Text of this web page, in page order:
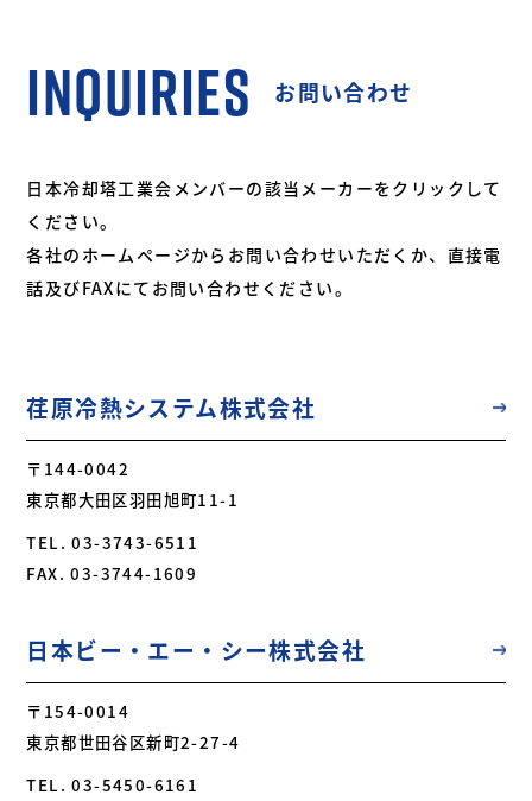
INQUIRIES お問い合わせ
日本冷却塔工業会メンバーの該当メーカーをクリックして
ください。
各社のホームページからお問い合わせいただくか、直接電
話及びFAXにてお問い合わせください。
荏原冷熱システム株式会社
〒144-0042
東京都大田区羽田旭町11-1
TEL. 03-3743-6511
FAX. 03-3744-1609
日本ビー・エー・シー株式会社
〒154-0014
東京都世田谷区新町2-27-4
TEL. 03-5450-6161